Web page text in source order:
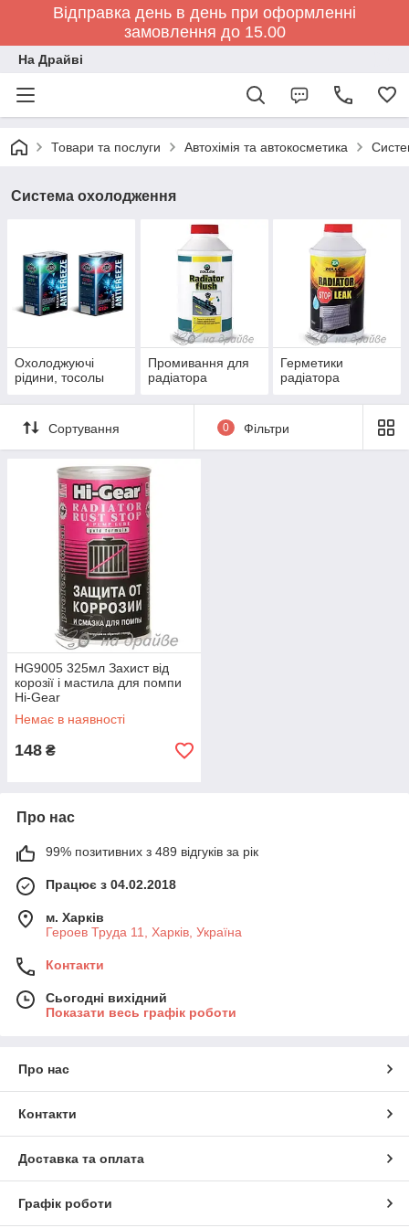
Відправка день в день при оформленні
замовлення до 15.00
На Драйві
Товари та послуги Автохімія та автокосметика
Система охолодження
Охолоджуючі
рідини, тосолы
Промивання для
радіатора
Герметики
радіатора
Сортування 0 Фільтри
НG9005 325мл Захист від
корозії і мастила для помпи
Hi-Gear
Немає в наявності
148 ₴
Про нас
99% позитивних з 489 відгуків за рік
Працює з 04.02.2018
м. Харків
Героев Труда 11, Харків, Україна
Контакти
Сьогодні вихідний
Показати весь графік роботи
Про нас
Контакти
Доставка та оплата
Графік роботи